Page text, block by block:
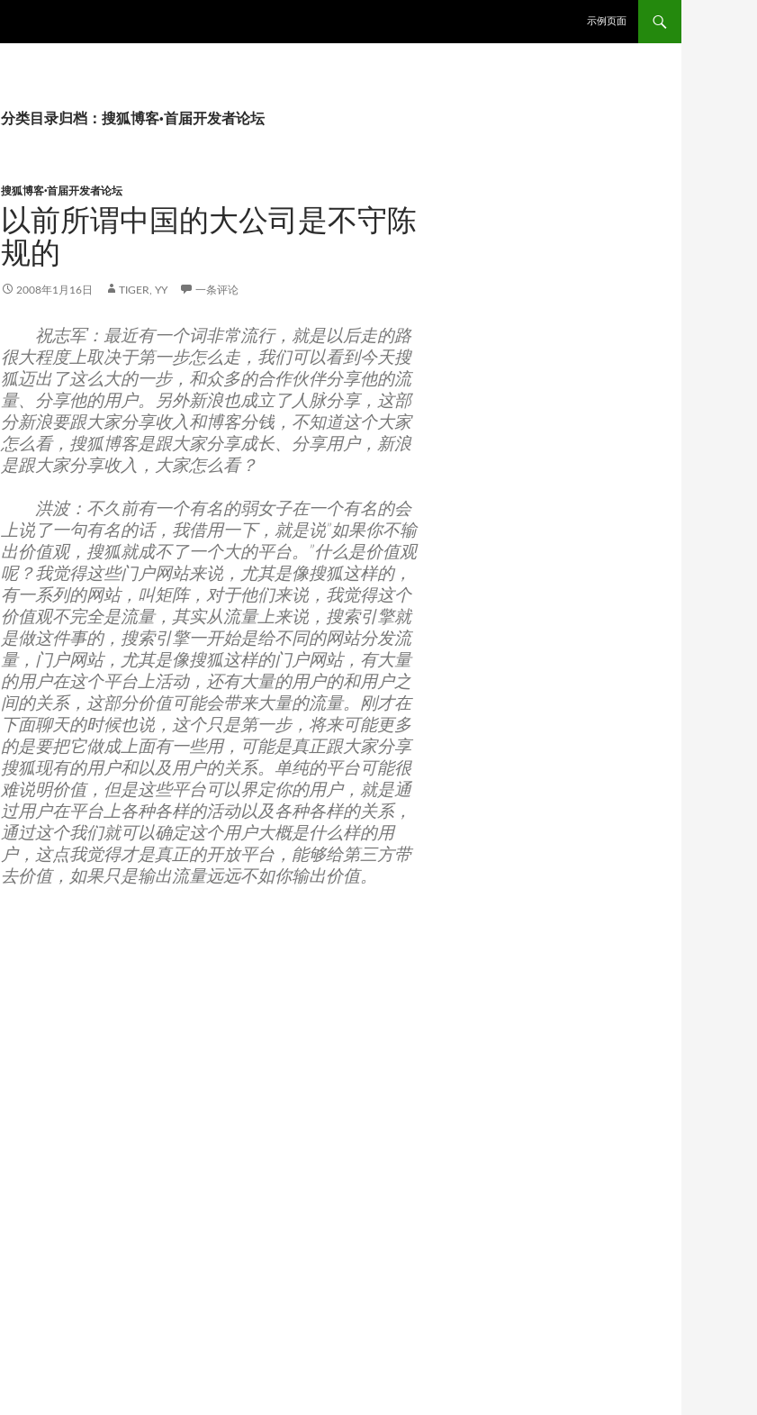
示例页面
分类目录归档：搜狐博客·首届开发者论坛
搜狐博客·首届开发者论坛
以前所谓中国的大公司是不守陈
规的
2008年1月16日 TIGER, YY 一条评论
祝志军：最近有一个词非常流行，就是以后走的路
很大程度上取决于第一步怎么走，我们可以看到今天搜
狐迈出了这么大的一步，和众多的合作伙伴分享他的流
量、分享他的用户。另外新浪也成立了人脉分享，这部
分新浪要跟大家分享收入和博客分钱，不知道这个大家
怎么看，搜狐博客是跟大家分享成长、分享用户，新浪
是跟大家分享收入，大家怎么看？
洪波：不久前有一个有名的弱女子在一个有名的会
上说了一句有名的话，我借用一下，就是说”如果你不输
出价值观，搜狐就成不了一个大的平台。”什么是价值观
呢？我觉得这些门户网站来说，尤其是像搜狐这样的，
有一系列的网站，叫矩阵，对于他们来说，我觉得这个
价值观不完全是流量，其实从流量上来说，搜索引擎就
是做这件事的，搜索引擎一开始是给不同的网站分发流
量，门户网站，尤其是像搜狐这样的门户网站，有大量
的用户在这个平台上活动，还有大量的用户的和用户之
间的关系，这部分价值可能会带来大量的流量。刚才在
下面聊天的时候也说，这个只是第一步，将来可能更多
的是要把它做成上面有一些用，可能是真正跟大家分享
搜狐现有的用户和以及用户的关系。单纯的平台可能很
难说明价值，但是这些平台可以界定你的用户，就是通
过用户在平台上各种各样的活动以及各种各样的关系，
通过这个我们就可以确定这个用户大概是什么样的用
户，这点我觉得才是真正的开放平台，能够给第三方带
去价值，如果只是输出流量远远不如你输出价值。